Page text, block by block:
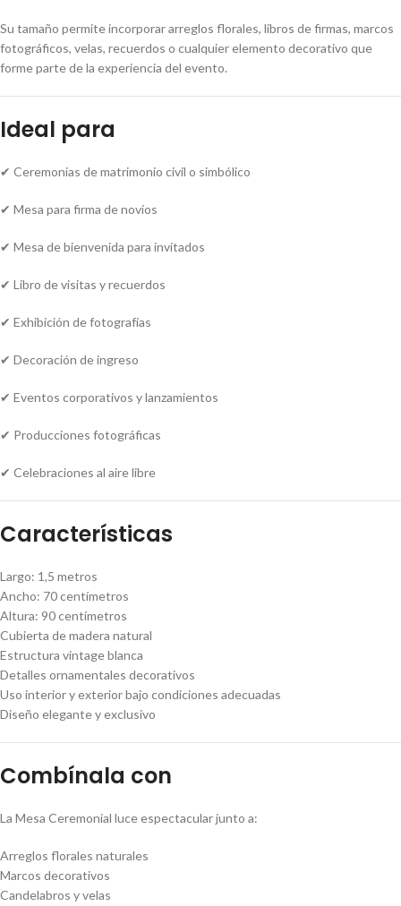
Su tamaño permite incorporar arreglos florales, libros de firmas, marcos
fotográficos, velas, recuerdos o cualquier elemento decorativo que
forme parte de la experiencia del evento.
Ideal para
✔ Ceremonias de matrimonio civil o simbólico
✔ Mesa para firma de novios
✔ Mesa de bienvenida para invitados
✔ Libro de visitas y recuerdos
✔ Exhibición de fotografías
✔ Decoración de ingreso
✔ Eventos corporativos y lanzamientos
✔ Producciones fotográficas
✔ Celebraciones al aire libre
Características
Largo: 1,5 metros
Ancho: 70 centímetros
Altura: 90 centímetros
Cubierta de madera natural
Estructura vintage blanca
Detalles ornamentales decorativos
Uso interior y exterior bajo condiciones adecuadas
Diseño elegante y exclusivo
Combínala con
La Mesa Ceremonial luce espectacular junto a:
Arreglos florales naturales
Marcos decorativos
Candelabros y velas